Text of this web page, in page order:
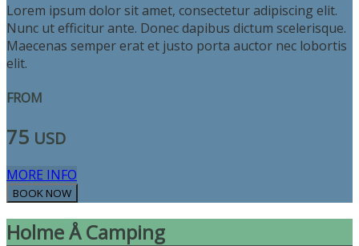
Lorem ipsum dolor sit amet, consectetur adipiscing elit.
Nunc ut efficitur ante. Donec dapibus dictum scelerisque.
Maecenas semper erat et justo porta auctor nec lobortis
elit.
FROM
75 USD
MORE INFO
Holme Å Camping